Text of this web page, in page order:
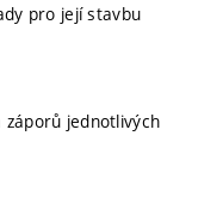
pro její stavbu
jednotlivých